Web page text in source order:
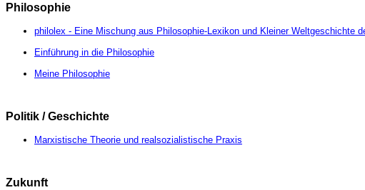
Philosophie
philolex - Eine Mischung aus Philosophie-Lexikon und Kleiner Weltgeschichte
Einführung in die Philosophie
Meine Philosophie
Politik / Geschichte
Marxistische Theorie und realsozialistische Praxis
Zukunft